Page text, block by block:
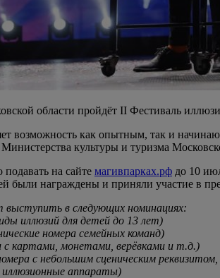
области пройдёт II Фестиваль
возможность как опытным, так и
культуры и туризма
на сайте магивпарках.рф до 10
были награждены и приняли участие в
в следующих номинациях:
иллюзий для детей до 13 лет)
номера семейных команд)
с картами, монетами, верёвками и т.д.)
с небольшим сценическим
аппараты)